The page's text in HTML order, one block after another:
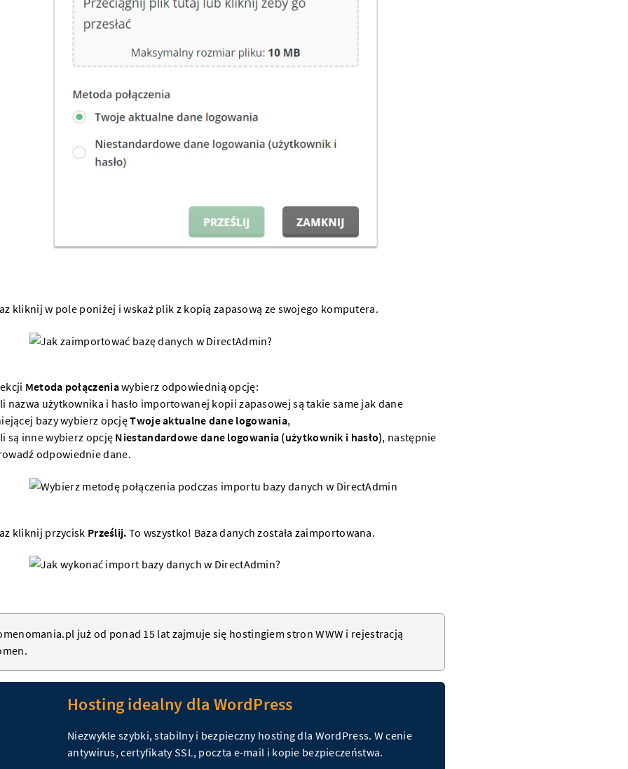
kliknij w pole poniżej i wskaż plik z kopią zapasową ze swojego komputera.
Metoda połączeniawybierz odpowiednią opcję:
nazwa użytkownika i hasło importowanej kopii zapasowej są takie same jak dane
bazy wybierz opcjęTwoje aktualne dane logowania,
są inne wybierz opcjęNiestandardowe dane logowania (użytkownik i hasło), następnie
odpowiednie dane.
kliknij przycisk Prześlij. To wszystko! Baza danych została zaimportowana.
już od ponad 15 lat zajmuje się hostingiemstron WWW i rejestracją
.
Hosting idealny dla WordPress
Niezwykle szybki, stabilny i bezpieczny hosting dla WordPress. W cenie
antywirus, certyfikaty SSL, poczta e-mail i kopie bezpieczeństwa.